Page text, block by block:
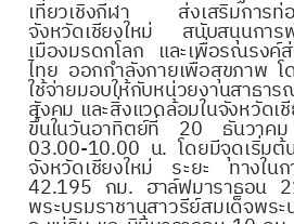
เที่ยวเชิงกีฬา ส่งเสริมการท่อ
จังหวัดเชียงใหม่ สนับสนุนการ
เมืองมรดกโลก และเพื่อรณรงค์ส่
ไทย ออกกำลังกายเพื่อสุขภาพ โ
ใช้จ่ายมอบให้กับหน่วยงานสาธา
สังคม และสิ่งแวดล้อมในจังหวัดเ
ขึ้นในวันอาทิตย์ที่ 20 ธันวาค
03.00-10.00 น. โดยมีจุดเริ่ม
จังหวัดเชียงใหม่ ระยะ ทางใน
42.195 กม. ฮาล์ฟมาราธอน
พระบรมราชานุสาวรีย์สมเด็จพระ